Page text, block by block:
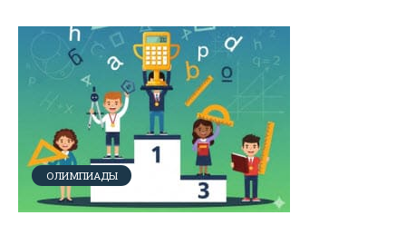
ОЛИМПИАДЫ